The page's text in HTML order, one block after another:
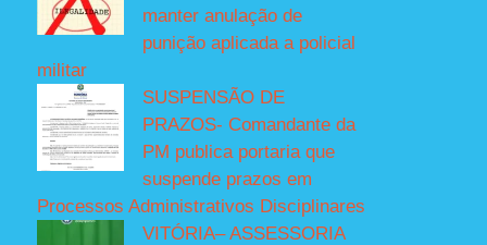
manter anulação de
punição aplicada a policial
militar
SUSPENSÃO DE
PRAZOS- Comandante da
PM publica portaria que
suspende prazos em
Processos Administrativos Disciplinares
VITÓRIA– ASSESSORIA